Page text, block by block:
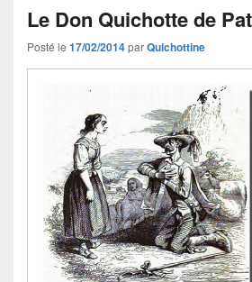
Le Don Quichotte de
Posté le 17/02/2014parQuichottine